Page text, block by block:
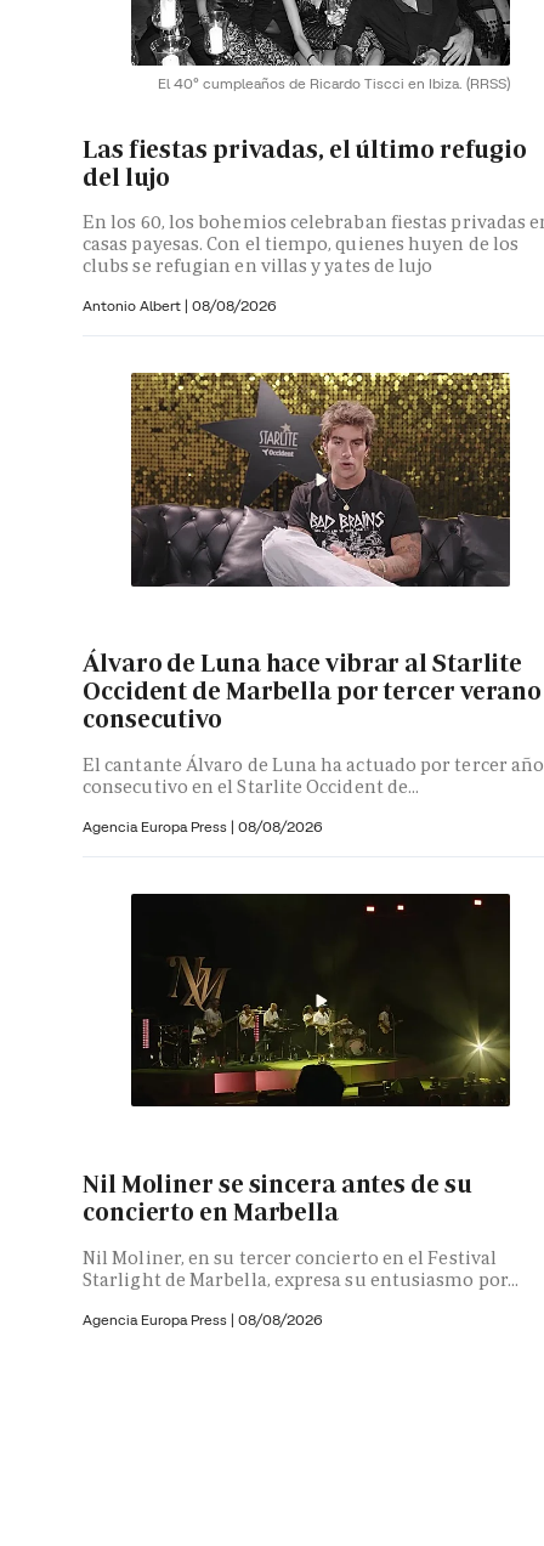
El 40º cumpleaños de Ricardo Tiscci en Ibiza. (RRSS)
Las fiestas privadas, el último refugio
del lujo
En los 60, los bohemios celebraban fiestas privadas
casas payesas. Con el tiempo, quienes huyen de los
clubs se refugian en villas y yates de lujo
Antonio Albert | 08/08/2026
Álvaro de Luna hace vibrar al Starlite
Occident de Marbella por tercer verano
consecutivo
El cantante Álvaro de Luna ha actuado por tercer año
consecutivo en el Starlite Occident de...
Agencia Europa Press | 08/08/2026
Nil Moliner se sincera antes de su
concierto en Marbella
Nil Moliner, en su tercer concierto en el Festival
Starlight de Marbella, expresa su entusiasmo por...
Agencia Europa Press | 08/08/2026